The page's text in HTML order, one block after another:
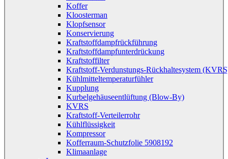
Koffer
Kloosterman
Klopfsensor
Konservierung
Kraftstoffdampfrückführung
Kraftstoffdampfunterdrückung
Kraftstoffilter
Kraftstoff-Verdunstungs-Rückhaltesystem
Kühlmitteltemperaturfühler
Kupplung
Kurbelgehäuseentlüftung (Blow-By)
KVRS
Kraftstoff-Verteilerrohr
Kühlflüssigkeit
Kompressor
Kofferraum-Schutzfolie 5908192
Klimaanlage